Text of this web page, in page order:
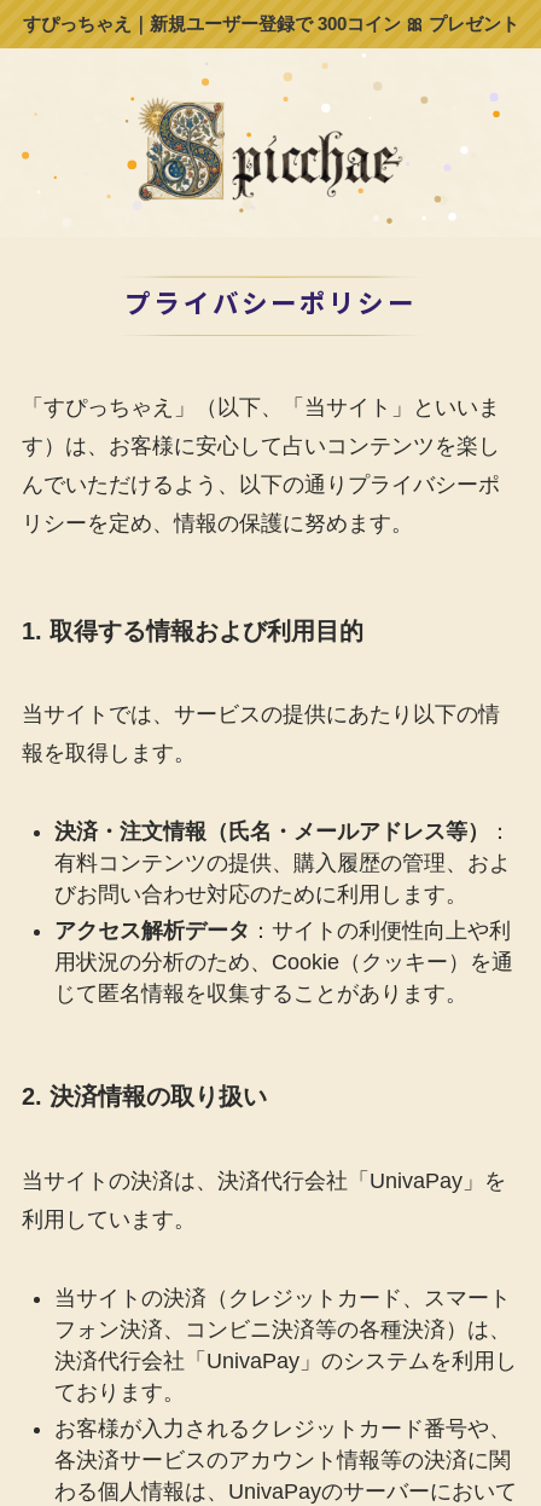
すぴっちゃえ｜新規ユーザー登録で 300コイン 🎀 プレゼント
プライバシーポリシー
「すぴっちゃえ」（以下、「当サイト」といいま
す）は、お客様に安心して占いコンテンツを楽し
んでいただけるよう、以下の通りプライバシーポ
リシーを定め、情報の保護に努めます。
1. 取得する情報および利用目的
当サイトでは、サービスの提供にあたり以下の情
報を取得します。
決済・注文情報（氏名・メールアドレス等）
：
有料コンテンツの提供、購入履歴の管理、およ
びお問い合わせ対応のために利用します。
アクセス解析データ ：サイトの利便性向上や利
用状況の分析のため、Cookie（クッキー）を通
じて匿名情報を収集することがあります。
2. 決済情報の取り扱い
当サイトの決済は、決済代行会社「UnivaPay」を
利用しています。
当サイトの決済（クレジットカード、スマート
フォン決済、コンビニ決済等の各種決済）は、
決済代行会社「UnivaPay」のシステムを利用し
ております。
お客様が入力されるクレジットカード番号や、
各決済サービスのアカウント情報等の決済に関
わる個人情報は、UnivaPayのサーバーにおいて